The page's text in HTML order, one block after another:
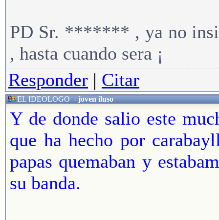
PD Sr. ******* , ya no
, hasta cuando sera ¡
Responder | Citar
EL IDEOLOGO-joven iluso
Y de donde salio este
que ha hecho por
papas quemaban y
su banda.